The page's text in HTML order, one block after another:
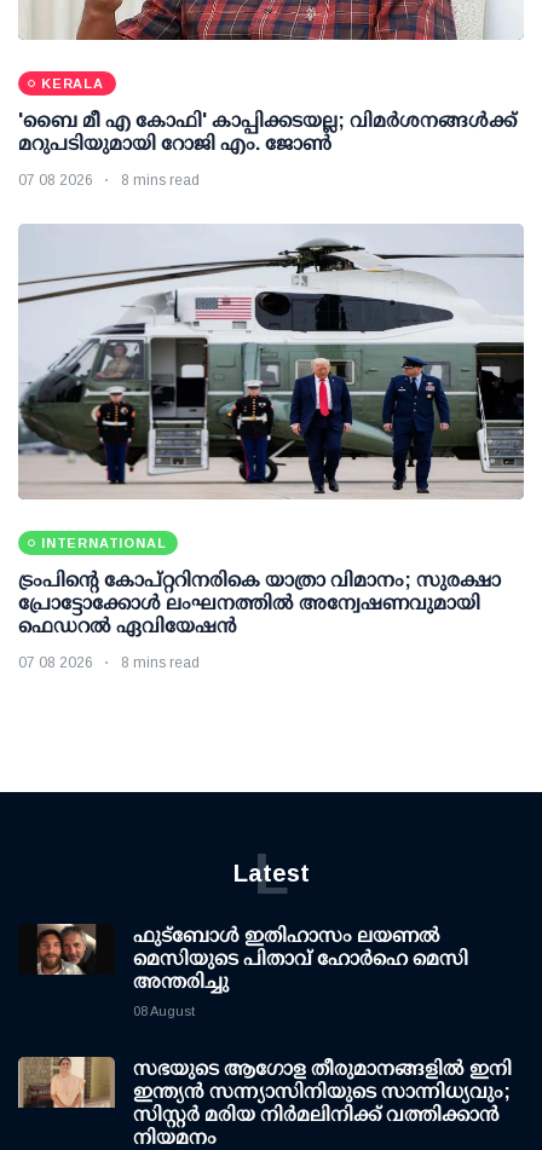
KERALA
'ബൈ മീ എ കോഫി' കാപ്പിക്കടയല്ല; വിമര്‍ശനങ്ങള്‍ക്ക്
മറുപടിയുമായി റോജി എം. ജോണ്‍
07 08 2026 8 mins read
INTERNATIONAL
ട്രംപിന്റെ കോപ്റ്ററിനരികെ യാത്രാ വിമാനം; സുരക്ഷാ
പ്രോട്ടോക്കോള്‍ ലംഘനത്തില്‍ അന്വേഷണവുമായി
ഫെഡറല്‍ ഏവിയേഷന്‍
07 08 2026 8 mins read
Latest
L
ഫുട്ബോൾ ഇതിഹാസം ലയണൽ
മെസിയുടെ പിതാവ് ഹോർഹെ മെസി
അന്തരിച്ചു
08 August
സഭയുടെ ആഗോള തീരുമാനങ്ങളിൽ ഇനി
ഇന്ത്യൻ സന്ന്യാസിനിയുടെ സാന്നിധ്യവും;
സിസ്റ്റർ മരിയ നിർമലിനിക്ക് വത്തിക്കാൻ
നിയമനം